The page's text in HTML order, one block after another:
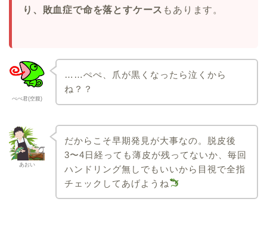
り、敗血症で命を落とすケース もあります。
ぺぺ君(空腹)
……ぺぺ、爪が黒くなったら泣くから
ね？？
あおい
だからこそ早期発見が大事なの。脱皮後
3〜4日経っても薄皮が残ってないか、毎回
ハンドリング無しでもいいから目視で全指
チェックしてあげようね